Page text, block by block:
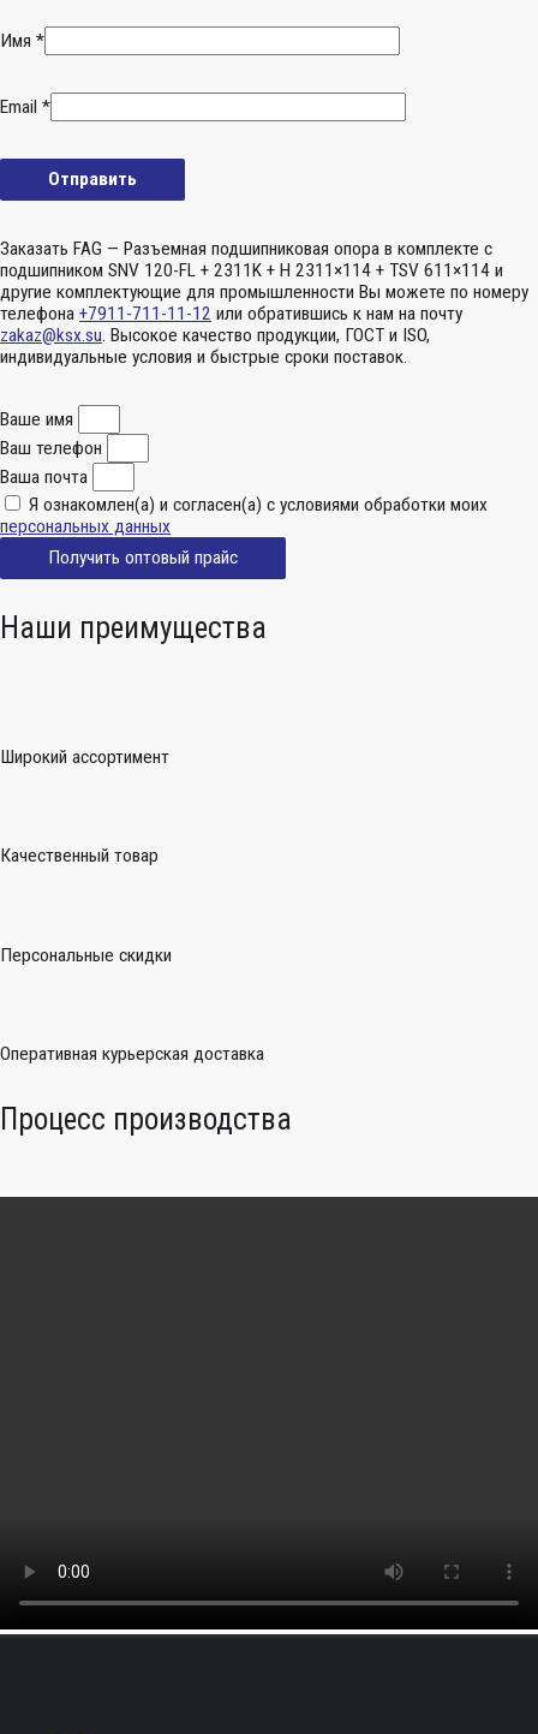
Имя *
Email *
Заказать FAG — Разъемная подшипниковая опора в комплекте с
подшипником SNV 120-FL + 2311K + H 2311×114 + TSV 611×114 и
другие комплектующие для промышленности Вы можете по номеру
телефона +7911-711-11-12 или обратившись к нам на почту
zakaz@ksx.su. Высокое качество продукции, ГОСТ и ISO,
индивидуальные условия и быстрые сроки поставок.
Ваше имя
Ваш телефон
Ваша почта
Я ознакомлен(а) и согласен(а) с условиями обработки моих
персональных данных
Получить оптовый прайс
Наши преимущества
Широкий ассортимент
Качественный товар
Персональные скидки
Оперативная курьерская доставка
Процесс производства